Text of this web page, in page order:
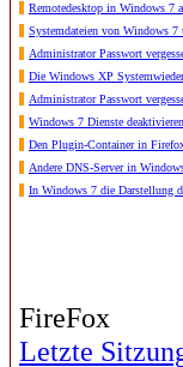
Remotedesktop in Windows 7
Systemdateien von Windows 7
Administrator Passwort
Die Windows XP
Administrator Passwort
Windows 7 Dienste deaktivieren
Den Plugin-Container in
Andere DNS-Server in
In Windows 7 die Darstellung
FireFox
Letzte